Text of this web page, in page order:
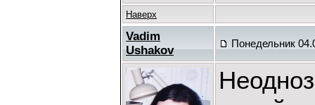
Наверх
Vadim
Ushakov
Понедельник